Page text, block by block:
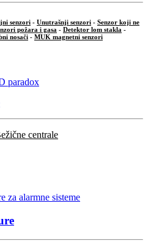
senzori - Unutrašnji senzori - Senzor koji ne
požara i gasa - Detektor lom stakla -
nosači - MUK magnetni senzori
centrale